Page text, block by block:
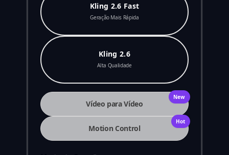
Kling 2.6 Fast
Geração Mais Rápida
Kling 2.6
Alta Qualidade
Vídeo para Vídeo
New
Motion Control
Hot